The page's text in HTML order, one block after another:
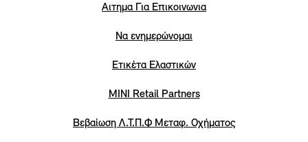
Αιτημα Για Επικοινωνια
Να ενημερώνομαι
Ετικέτα Ελαστικών
MINI Retail Partners
Βεβαίωση Λ.Τ.Π.Φ Μεταφ. Οχήματος